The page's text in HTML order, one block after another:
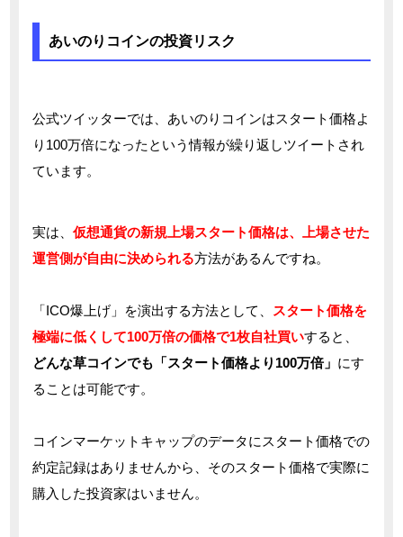
あいのりコインの投資リスク
公式ツイッターでは、あいのりコインはスタート価格よ
り100万倍になったという情報が繰り返しツイートされ
ています。
実は、仮想通貨の新規上場スタート価格は、上場させた
運営側が自由に決められる方法があるんですね。
「ICO爆上げ」を演出する方法として、
スタート価格を
極端に低くして100万倍の価格で1枚自社買いすると、
どんな草コインでも「スタート価格より100万倍」 にす
ることは可能です。
コインマーケットキャップのデータにスタート価格での
約定記録はありませんから、そのスタート価格で実際に
購入した投資家はいません。